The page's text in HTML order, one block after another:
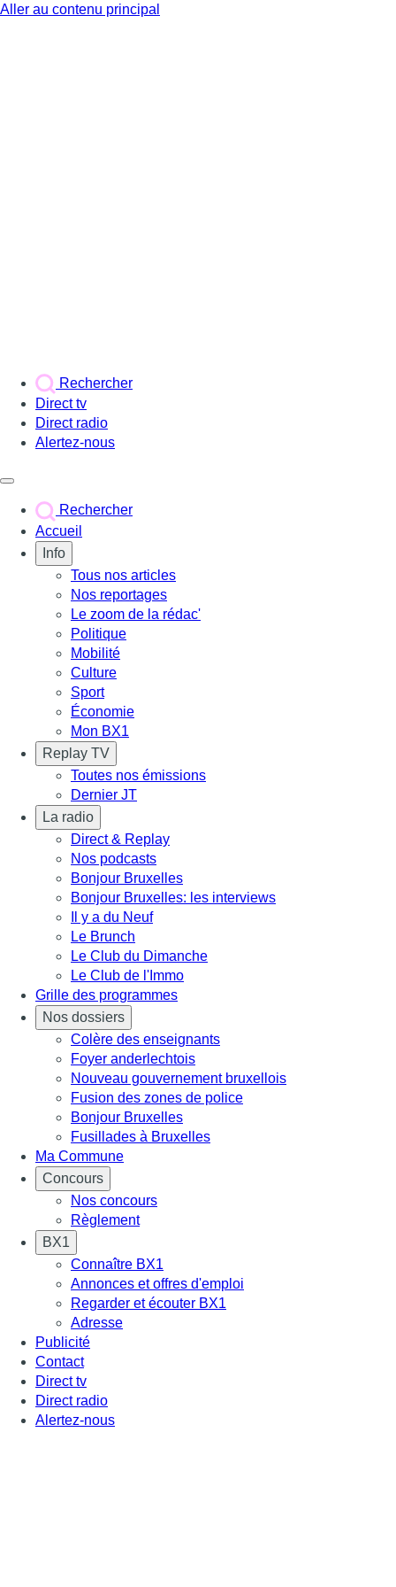
Aller au contenu principal
Rechercher
Direct tv
Direct radio
Alertez-nous
Rechercher
Accueil
Info
Tous nos articles
Nos reportages
Le zoom de la rédac'
Politique
Mobilité
Culture
Sport
Économie
Mon BX1
Replay TV
Toutes nos émissions
Dernier JT
La radio
Direct & Replay
Nos podcasts
Bonjour Bruxelles
Bonjour Bruxelles: les interviews
Il y a du Neuf
Le Brunch
Le Club du Dimanche
Le Club de l'Immo
Grille des programmes
Nos dossiers
Colère des enseignants
Foyer anderlechtois
Nouveau gouvernement bruxellois
Fusion des zones de police
Bonjour Bruxelles
Fusillades à Bruxelles
Ma Commune
Concours
Nos concours
Règlement
BX1
Connaître BX1
Annonces et offres d'emploi
Regarder et écouter BX1
Adresse
Publicité
Contact
Direct tv
Direct radio
Alertez-nous